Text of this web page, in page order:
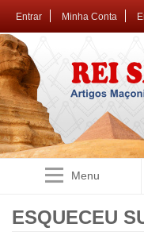
Entrar Minha Conta
Menu
ESQUECEU